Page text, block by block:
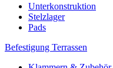
Unterkonstruktion
Stelzlager
Pads
Befestigung Terrassen